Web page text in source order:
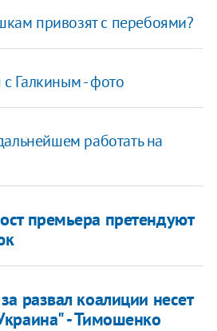
привозят с перебоями?
Галкиным - фото
работать на
премьера претендуют
развал коалиции несет
- Тимошенко